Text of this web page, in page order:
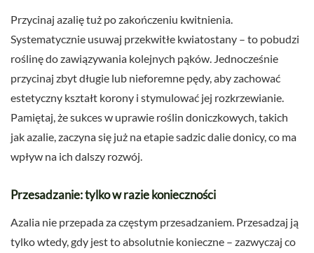
Przycinaj azalię tuż po zakończeniu kwitnienia.
Systematycznie usuwaj przekwitłe kwiatostany – to pobudzi
roślinę do zawiązywania kolejnych pąków. Jednocześnie
przycinaj zbyt długie lub nieforemne pędy, aby zachować
estetyczny kształt korony i stymulować jej rozkrzewianie.
Pamiętaj, że sukces w uprawie roślin doniczkowych, takich
jak azalie, zaczyna się już na etapie sadzic dalie donicy, co ma
wpływ na ich dalszy rozwój.
Przesadzanie: tylko w razie konieczności
Azalia nie przepada za częstym przesadzaniem. Przesadzaj ją
tylko wtedy, gdy jest to absolutnie konieczne – zazwyczaj co